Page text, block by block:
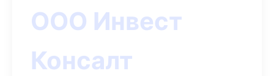
ООО Инвест
Консалт